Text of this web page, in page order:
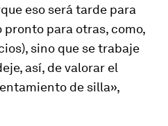
eso será tarde para
pronto para otras, como,
sino que se trabaje
así, de valorar el
de silla»,